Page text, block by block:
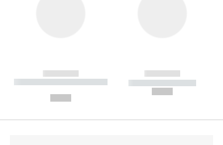
------------
----------- ----------- --------
------------
----------- -----------